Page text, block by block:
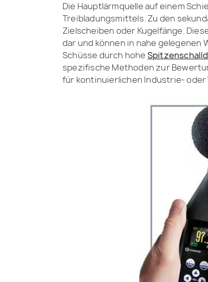
Die Hauptlärmquelle auf einem
Treibladungsmittels. Zu den
Zielscheiben oder Kugelfänge.
dar und können in nahe
Schüsse durch hohe
spezifische Methoden zur
für kontinuierlichen Industrie- oder